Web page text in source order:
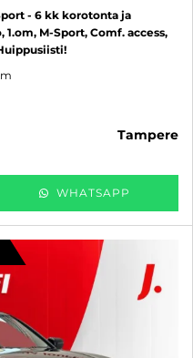
- 6 kk korotonta ja
M-Sport, Comf. access,
tampere
WHATSAPP